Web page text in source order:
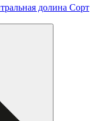
долина Сорт